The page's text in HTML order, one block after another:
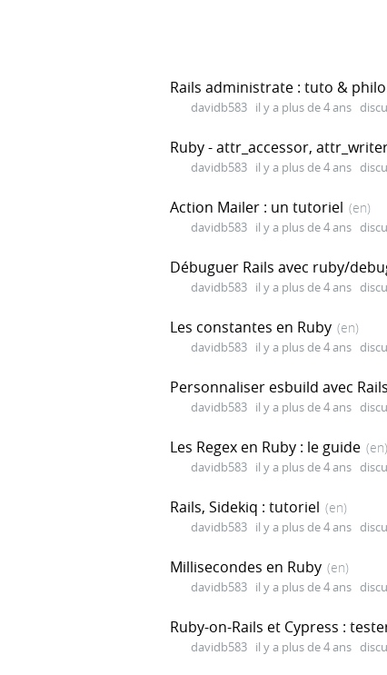
Rails administrate : tuto & philo
davidb583 il y a plus de 4 ans
Ruby - attr_accessor,
davidb583 il y a plus de 4 ans
Action Mailer : un tutoriel (en)
davidb583 il y a plus de 4 ans
Débuguer Rails avec ruby/
davidb583 il y a plus de 4 ans
Les constantes en Ruby (en)
davidb583 il y a plus de 4 ans
Personnaliser esbuild avec Rails
davidb583 il y a plus de 4 ans
Les Regex en Ruby : le guide (en)
davidb583 il y a plus de 4 ans
Rails, Sidekiq : tutoriel (en)
davidb583 il y a plus de 4 ans
Millisecondes en Ruby (en)
davidb583 il y a plus de 4 ans
Ruby-on-Rails et Cypress :
davidb583 il y a plus de 4 ans